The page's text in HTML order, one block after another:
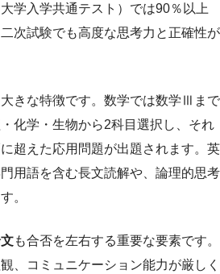
学入学共通テスト）では90％以上
次試験でも高度な思考力と正確性が
大きな特徴です。数学では数学Ⅲまで
化学・生物から2科目選択し、それ
超えた応用問題が出題されます。英
用語を含む長文読解や、論理的思考
。
も合否を左右する重要な要素です。
、コミュニケーション能力が厳しく